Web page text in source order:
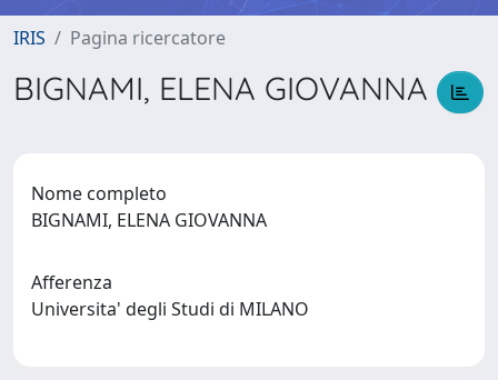
IRIS Pagina ricercatore
BIGNAMI, ELENA GIOVANNA
Nome completo
BIGNAMI, ELENA GIOVANNA
Afferenza
Universita' degli Studi di MILANO